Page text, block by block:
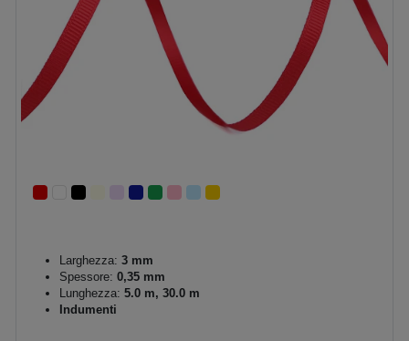
Larghezza: 3 mm
Spessore: 0,35 mm
Lunghezza: 5.0 m, 30.0 m
Indumenti